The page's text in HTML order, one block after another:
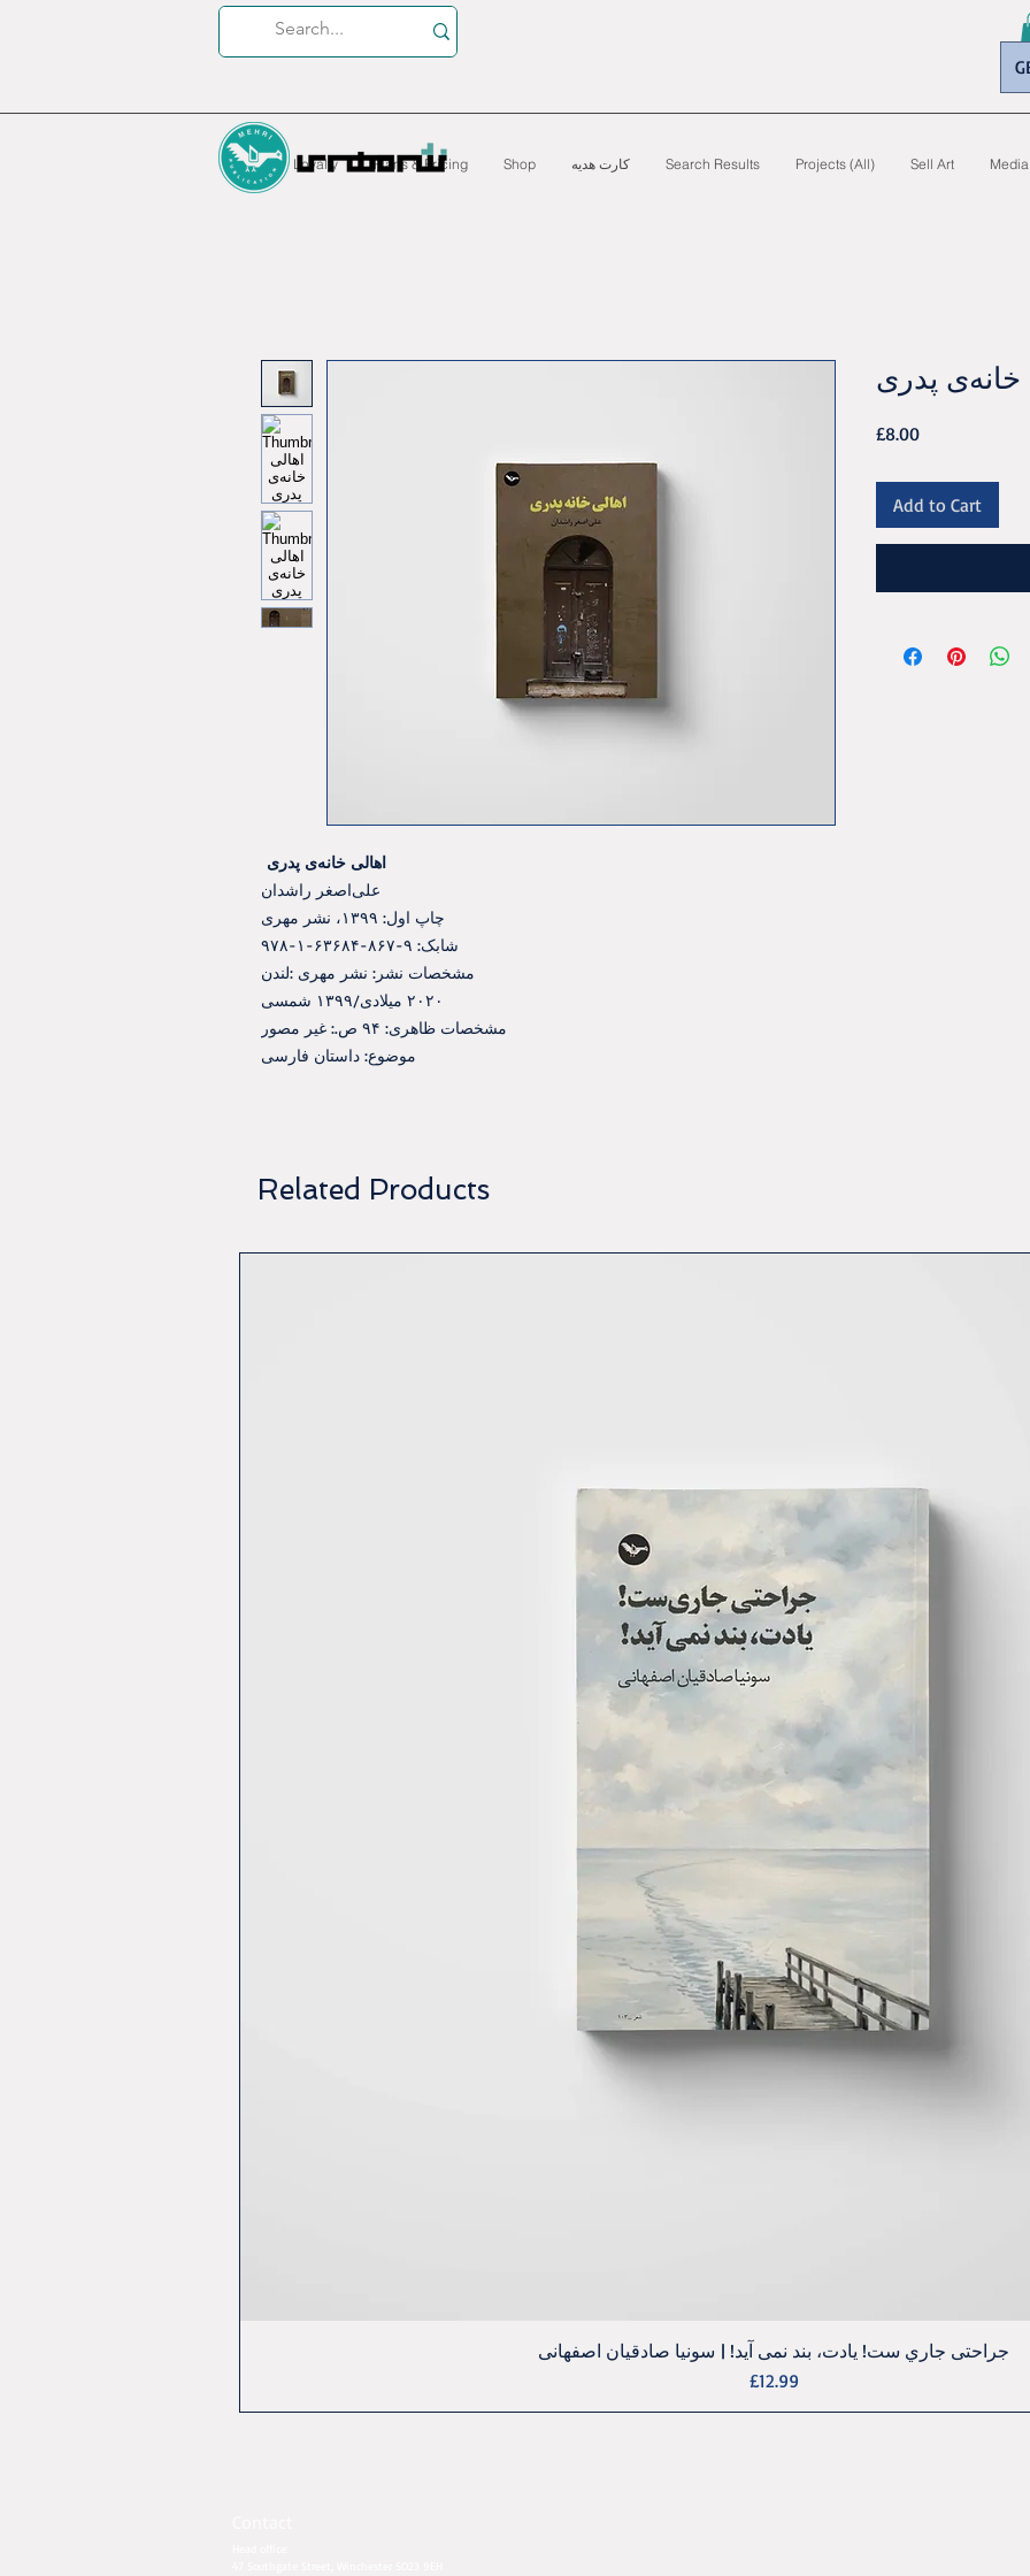
Media
Sell Art
Projects (All)
Search Results کارت هدیه Shop
Plans & Pricing
Loyalty
اهالی خانه‌ی پدری
علی‌اصغر راشدان
چاپ اول: ۱۳۹۹، نشر مهری
شابک: ۹-۸۶۷-۶۳۶۸۴-۱-۹۷۸
مشخصات نشر: نشر مهری :لندن
۲۰۲۰ میلادی/۱۳۹۹ شمسی
مشخصات ظاهری: ۹۴ ص.: غیر مصور
موضوع: داستان فارسی
خانه‌ی پدری
£8.00Price
Add to Cart
Related Products
Quick View
جراحتی جاري ست! يادت، بند نمی آيد! | سونيا صادقيان اصفهانی
Price
£12.99